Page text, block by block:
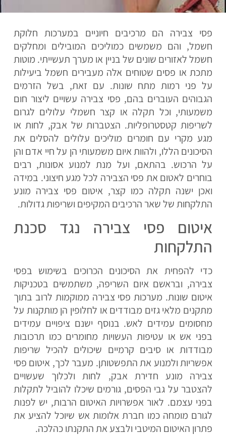
פסי צבירה הם מרכיבים חיוניים במערכות חלוקת
חשמל, והם משמשים כמוליכים המובילים ומחלקים
חשמל לאזורים שונים של בניין או מערך תעשייתי. מוטות
מתכת או פסים שטוחים אלה מעבירים חשמל ביעילות
על פני רמות מתח שונות. עם זאת, בשל הזרמים
הגבוהים העוברים בהם, פסי צבירה עשויים ליצור חום
משמעותי, וכל תקלה או קצר חשמלי עלולים לגרום
לשריפות קטסטרופליות. הצטברות של אבק, לחות או
מגע מקרי עם חומרים מוליכים עלולים להסלים את
הסיכונים הללו, ולהוות איום משמעותי הן על חיי אדם והן
על הרכוש. בהתאם, ועל מנת למנוע אסונות, רבים
בוחרים לאטום את פסי הצבירה לכל מגע חיצוני. במידה
ואכן ישנה תקלה כמו קצר, איטום פסי צבירה מונע
התלקחות של שאר הרכיבים המקיפים ושריפות גדולות.
איטום פסי צבירה נגד סכנת
התלקחות
כדי להפחית את הסיכונים הכרוכים בשימוש בפסי
צבירה, ובראשם איום השריפה, משתמשים בטכניקות
איטום שונות. מערכות פסי צבירה ממוקמות לרוב בתוך
מתקנים מלאי גזים מבודדים או לחלופין הן מותקנות על
מחסומים עמידים לאש. בנוסף ישנם ציפויים עמידים
בפני אש או עטיפות העשויות מחומרים כמו תרכובות
מבודדות או סיבים קרמיים שיכולים להכיל שריפות
אפשריות ולמנוע את התפשטותן. מעבר לכך, איטום פסי
צבירה מונע חדירת אבק, לחות ולכלוך שעשויים
להצטבר על גבי הפסים, גורמים שיכלו להוביל לתקלות
בפני עצמם. לאור אפשרויות האיטום הרבות, יש לפנות
לגורם מומחה כמו חברת אלומות אש שיוכל להציע את
פתרון האיטום המיטבי ולבצע את התקנתו כהלכה.